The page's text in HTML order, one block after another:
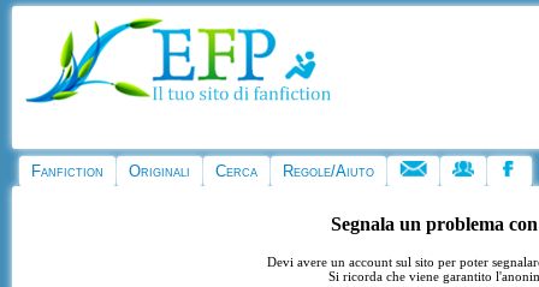
Fanfiction Originali Cerca Regole/Aiuto
Segnala un problema
Devi avere un account sul sito per poter
Si ricorda che viene garantito